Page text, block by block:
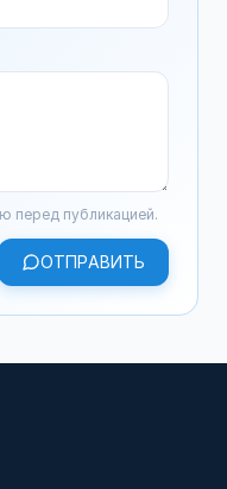
перед публикацией.
ОТПРАВИТЬ